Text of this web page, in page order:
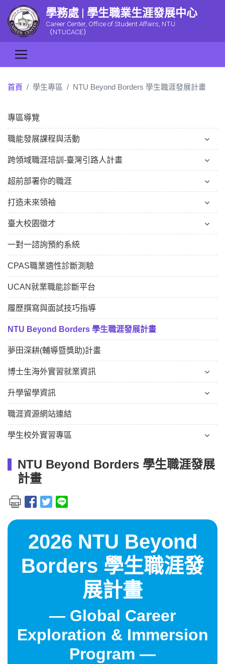
學務處 | 學生職業生涯發展中心
Career Center, Office of Student Affairs, NTU
（NTUCACE）
首頁 學生專區 NTU Beyond Borders 學生職涯發展計畫
專區導覽
職能發展課程與活動
跨領域職涯培訓-臺灣引路人計畫
超前部署你的職涯
打造未來領袖
臺大校園徵才
一對一諮詢預約系統
CPAS職業適性診斷測驗
UCAN就業職能診斷平台
履歷撰寫與面試技巧指導
NTU Beyond Borders 學生職涯發展計畫
夢田深耕(輔導暨獎助)計畫
博士生海外實習就業資訊
升學留學資訊
職涯資源網站連結
學生校外實習專區
NTU Beyond Borders 學生職涯發展
計畫
2026 NTU Beyond
Borders 學生職涯發
展計畫
— Global Career
Exploration & Immersion
Program —